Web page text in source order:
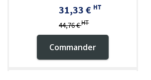
31,33 € HT
44,76 €HT
Commander